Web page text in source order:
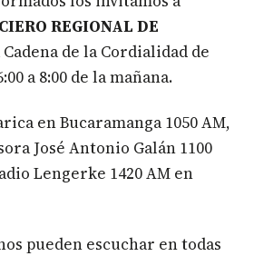
REGIONAL DE
de la Cordialidad de
a 8:00 de la mañana.
en Bucaramanga 1050 AM,
José Antonio Galán 1100
Lengerke 1420 AM en
pueden escuchar en todas